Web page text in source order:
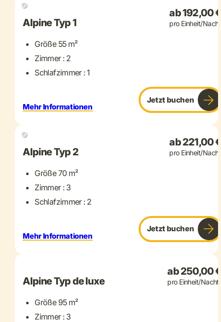
©
Alpine Typ 1
Größe 55 m²
Zimmer : 2
Schlafzimmer : 1
ab 192,00
pro Einheit/Nacht
Mehr Informationen
Jetzt buchen
©
+ 2 mehr
Alpine Typ 2
Größe 70 m²
Zimmer : 3
Schlafzimmer : 2
ab 221,00
pro Einheit/Nacht
Mehr Informationen
Jetzt buchen
+ 2 mehr
Alpine Typ de luxe
Größe 95 m²
Zimmer : 3
ab 250,00
pro Einheit/Nacht